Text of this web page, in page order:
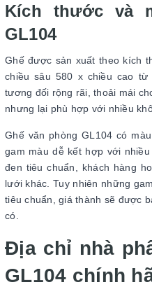
Kích thước và
GL104
Ghế được sản xuất theo kích
chiều sâu 580 x chiều cao
tương đối rộng rãi, thoải mái
nhưng lại phù hợp với nhiều
Ghế văn phòng GL104 có
gam màu dễ kết hợp với
đen tiêu chuẩn, khách hàng
lưới khác. Tuy nhiên những
tiêu chuẩn, giá thành sẽ được
có.
Địa chỉ nhà
GL104 chính